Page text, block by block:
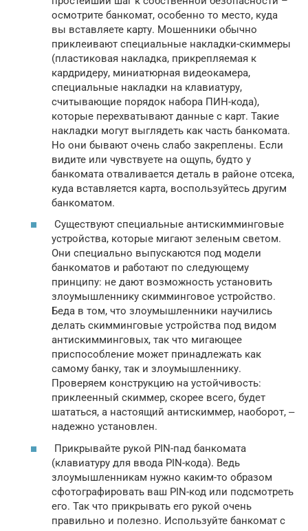
осмотрите банкомат, особенно то место, куда
вы вставляете карту. Мошенники обычно
приклеивают специальные накладки-скиммеры
(пластиковая накладка, прикрепляемая к
кардридеру, миниатюрная видеокамера,
специальные накладки на клавиатуру,
считывающие порядок набора ПИН-кода),
которые перехватывают данные с карт. Такие
накладки могут выглядеть как часть банкомата.
Но они бывают очень слабо закреплены. Если
видите или чувствуете на ощупь, будто у
банкомата отваливается деталь в районе отсека,
куда вставляется карта, воспользуйтесь другим
банкоматом.
Существуют специальные антискимминговые
устройства, которые мигают зеленым светом.
Они специально выпускаются под модели
банкоматов и работают по следующему
принципу: не дают возможность установить
злоумышленнику скимминговое устройство.
Беда в том, что злоумышленники научились
делать скимминговые устройства под видом
антискимминговых, так что мигающее
приспособление может принадлежать как
самому банку, так и злоумышленнику.
Проверяем конструкцию на устойчивость:
приклеенный скиммер, скорее всего, будет
шататься, а настоящий антискиммер, наоборот, ‒
надежно установлен.
Прикрывайте рукой PIN-пад банкомата
(клавиатуру для ввода PIN-кода). Ведь
злоумышленникам нужно каким-то образом
сфотографировать ваш PIN-код или подсмотреть
его. Так что прикрывать его рукой очень
правильно и полезно. Используйте банкомат с